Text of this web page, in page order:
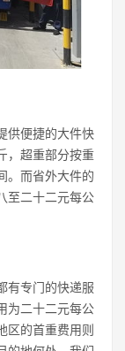
供便捷的大件快
，超重部分按重
。而省外大件的
至二十二元每公
有专门的快递服
为二十二元每公
区的首重费用则